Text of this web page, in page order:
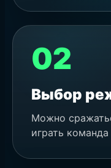
02
Выбор
Можно
играть